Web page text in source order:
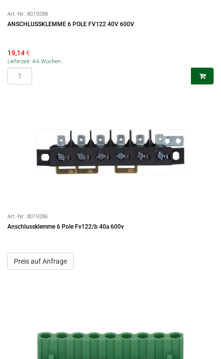
Art.-Nr.: 8019288
ANSCHLUSSKLEMME 6 POLE FV122 40V 600V
19,14€
Lieferzeit: 4-6 Wochen..
Art.-Nr.: 8019286
Anschlussklemme 6 Pole Fv122/b 40a 600v
Preis auf Anfrage